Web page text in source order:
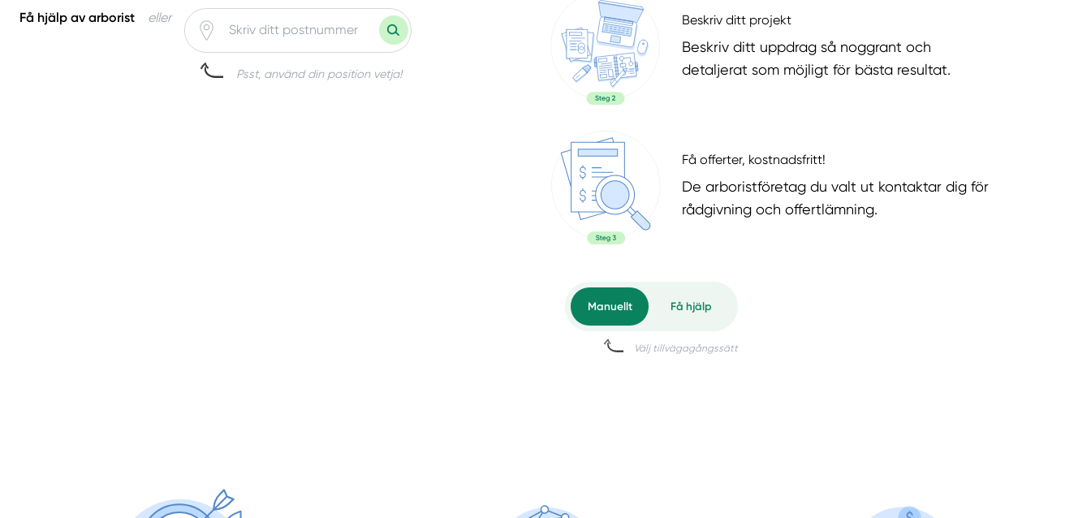
Få hjälp av arborist eller
Psst, använd din position vetja!
Beskriv ditt projekt
Beskriv ditt uppdrag så noggrant och
detaljerat som möjligt för bästa resultat.
Få offerter, kostnadsfritt!
De arboristföretag du valt ut kontaktar dig för
rådgivning och offertlämning.